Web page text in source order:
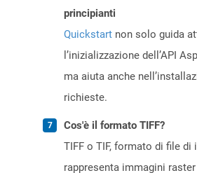
principianti
Quickstart non solo guida
l’inizializzazione dell’API
ma aiuta anche
richieste.
Cos'è il formato TIFF?
TIFF o TIF, formato di file di
rappresenta immagini